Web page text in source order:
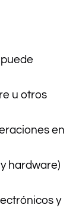
u otros
en
hardware)
y